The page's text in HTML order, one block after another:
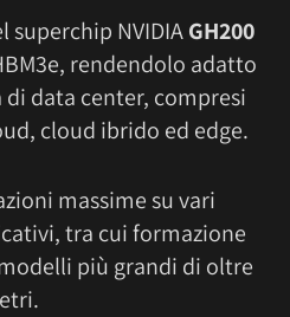
NVIDIAGH200
rendendolo adatto
data center, compresi
cloud ibrido ed edge.
massime su vari
tra cui formazione
più grandi di oltre